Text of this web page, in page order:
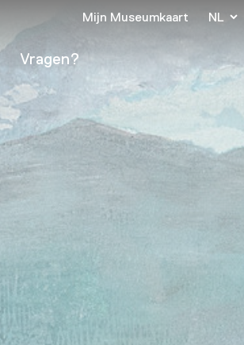
Vragen?
Mijn Museumkaart NL